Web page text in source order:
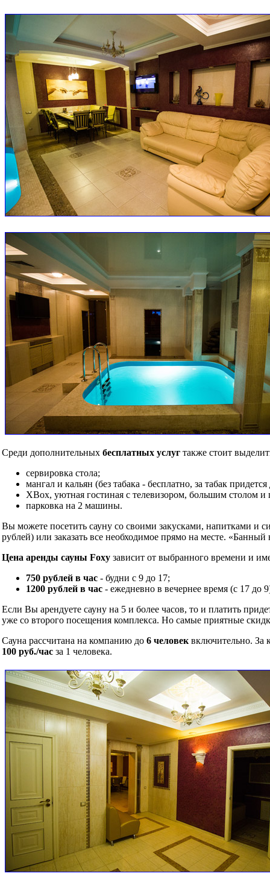
Среди дополнительных бесплатных услуг также стоит
сервировка стола;
мангал и кальян (без табака - бесплатно, за табак
XBox, уютная гостиная с телевизором, большим столом
парковка на 2 машины.
Вы можете посетить сауну со своими закусками, напитками и
рублей) или заказать все необходимое прямо на месте.
Цена аренды сауны Foxy зависит от выбранного времени и
750 рублей в час - будни с 9 до 17;
1200 рублей в час - ежедневно в вечернее время (с 17
Если Вы арендуете сауну на 5 и более часов, то и платить
уже со второго посещения комплекса. Но самые приятные
Сауна рассчитана на компанию до 6 человек включительно. За
100 руб./час за 1 человека.